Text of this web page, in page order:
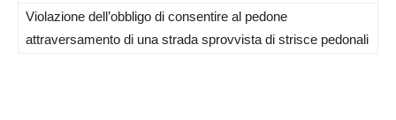
Violazione dell’obbligo di consentire al pedone
attraversamento di una strada sprovvista di strisce pedonali